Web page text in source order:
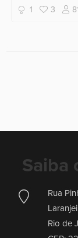
1 3
Saiba
Rua
Rio de